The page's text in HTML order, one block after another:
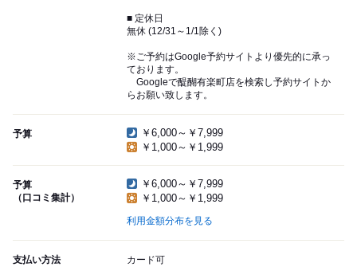
■ 定休日
無休 (12/31～1/1除く)
※ご予約はGoogle予約サイトより優先的に承っ
ております。
Googleで醍醐有楽町店を検索し予約サイトか
らお願い致します。
予算
￥6,000～￥7,999
￥1,000～￥1,999
予算
（口コミ集計）
￥6,000～￥7,999
￥1,000～￥1,999
利用金額分布を見る
支払い方法
カード可